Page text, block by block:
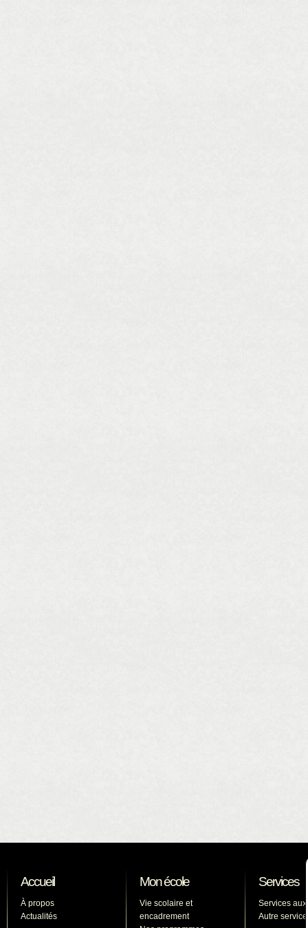
Accueil
À propos
Actualités
Mon école
Vie scolaire et
encadrement
Services
Services
Autre